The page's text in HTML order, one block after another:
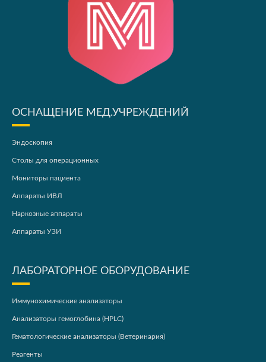
ОСНАЩЕНИЕ МЕД.УЧРЕЖДЕНИЙ
Эндоскопия
Столы для операционных
Мониторы пациента
Аппараты ИВЛ
Наркозные аппараты
Аппараты УЗИ
ЛАБОРАТОРНОЕ ОБОРУДОВАНИЕ
Иммунохимические анализаторы
Анализаторы гемоглобина (HPLC)
Гематологические анализаторы (Ветеринария)
Реагенты